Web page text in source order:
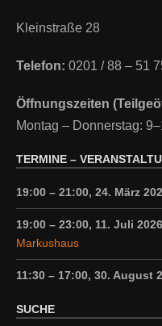
Kleinstraße 28
Telefon: 0201 / 88 – 51
Öffnungszeiten
Montag – Donnerstag:
TERMINE –
19:00 – 21:00, 24. März
19:00 – 23:00, 11. Juli 2026
Markushaus
11:30 – 17:00, 30. August
SUCHE